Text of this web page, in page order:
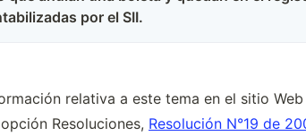
por el SII.
relativa a este tema en el sitio Web
Resoluciones, Resolución N°19 de